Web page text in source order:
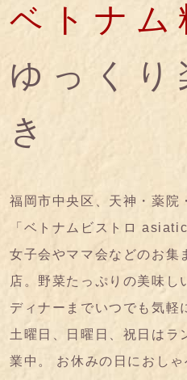
ベトナム
ゆっくり
き
福岡市中央区、天神・薬院
「ベトナムビストロ
女子会やママ会などのお集
店。野菜たっぷりの美味し
ディナーまでいつでも気軽
土曜日、日曜日、祝日はラ
業中。 お休みの日におし